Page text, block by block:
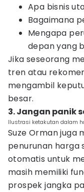
Apa bisnis
Bagaimana
Mengapa
depan yang
Jika seseorang
tren atau
mengambil
besar.
3. Jangan panik
Ilustrasi ketakutan dalam
Suze Orman juga
penurunan harga
otomatis untuk
masih memiliki
prospek jangka